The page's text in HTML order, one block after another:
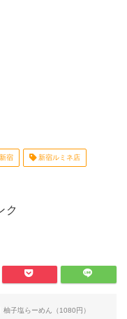
宿 新宿ルミネ店
ク
柚子塩らーめん（1080円）